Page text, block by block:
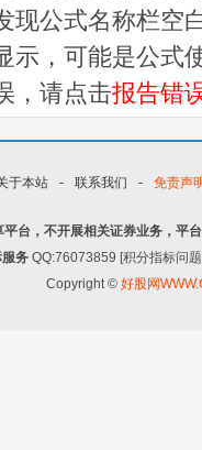
现公式名称栏空
示，可能是公式
，请点击报告错
于本站 - 联系我们 - 免责声
台，不开展相关证券业务，平
务 QQ:76073859 [积分指标问
Copyright © 好股网